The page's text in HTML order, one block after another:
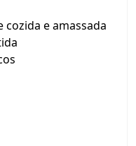
cozida e amassada